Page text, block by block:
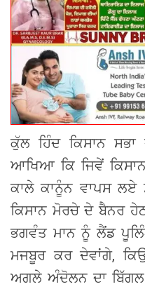
ਕੁੱਲ ਹਿੰਦ ਕਿਸਾਨ
ਆਖਿਆ ਕਿ ਜਿਵੇਂ
ਕਾਲੇ ਕਾਨੂੰਨ ਵਾਪਸ
ਕਿਸਾਨ ਮੋਰਚੇ ਦੇ ਬੈਨਰ
ਭਗਵੰਤ ਮਾਨ ਨੂੰ ਲੈਂਡ
ਮਜਬੂਰ ਕਰ ਦੇਵਾਂਗੇ,
ਅਗਲੇ ਅੰਦੋਲਨ ਦਾ